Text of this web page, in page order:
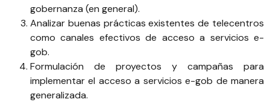
gobernanza (en general).
Analizar buenas prácticas existentes de telecentros
como canales efectivos de acceso a servicios e-
gob.
Formulación de proyectos y campañas para
implementar el acceso a servicios e-gob de manera
generalizada.